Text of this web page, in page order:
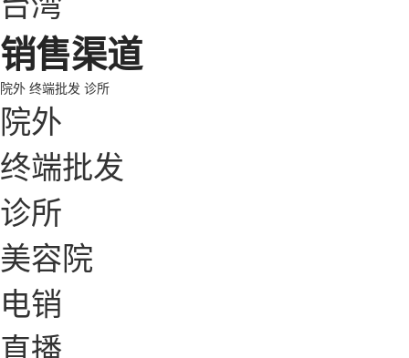
销售渠道
院外 终端批发 诊所
院外
终端批发
诊所
美容院
电销
直播